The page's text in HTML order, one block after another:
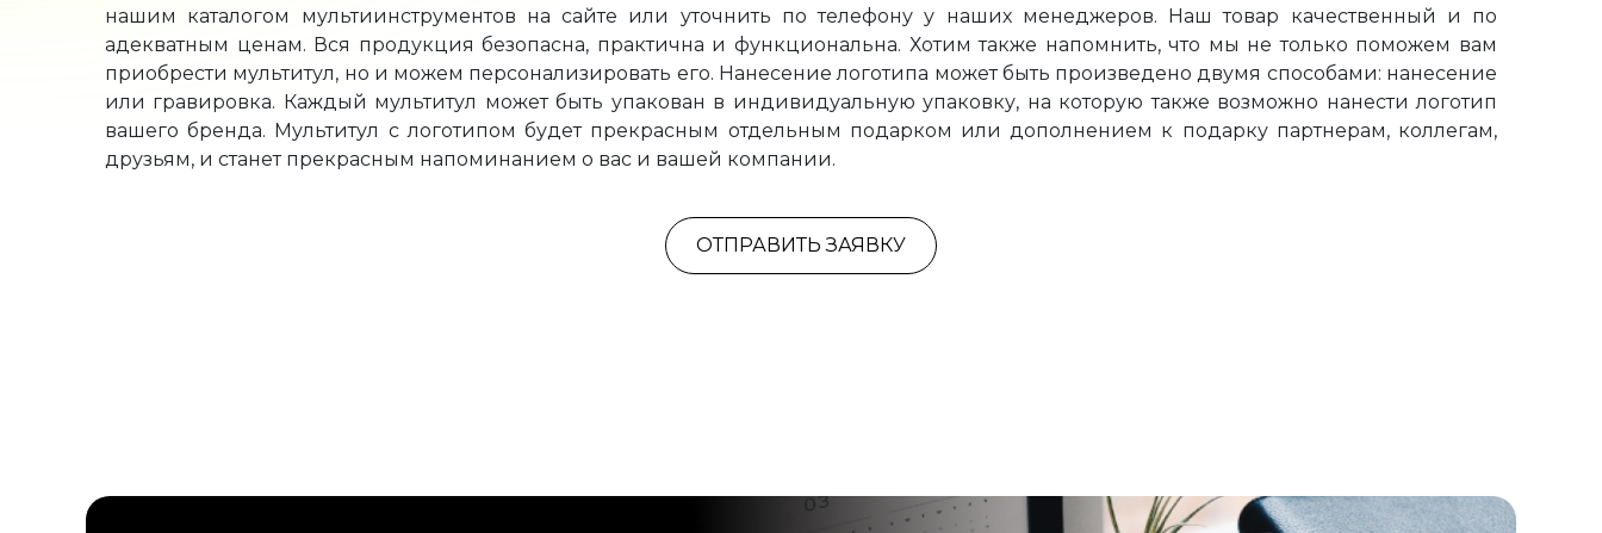
нашим каталогом мультиинструментов на сайте или уточнить по телефону у наших менеджеров. Наш товар качественный и по
адекватным ценам. Вся продукция безопасна, практична и функциональна. Хотим также напомнить, что мы не только поможем вам
приобрести мультитул, но и можем персонализировать его. Нанесение логотипа может быть произведено двумя способами: нанесение
или гравировка. Каждый мультитул может быть упакован в индивидуальную упаковку, на которую также возможно нанести логотип
вашего бренда. Мультитул с логотипом будет прекрасным отдельным подарком или дополнением к подарку партнерам, коллегам,
друзьям, и станет прекрасным напоминанием о вас и вашей компании.
ОТПРАВИТЬ ЗАЯВКУ